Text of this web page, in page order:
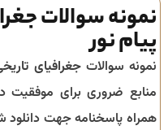
نمونه سوالات
پیام نور
نمونه سوالاتجغرافیای
منابع ضروری برای موفقیت
همراه پاسخنامه جهت دانلود